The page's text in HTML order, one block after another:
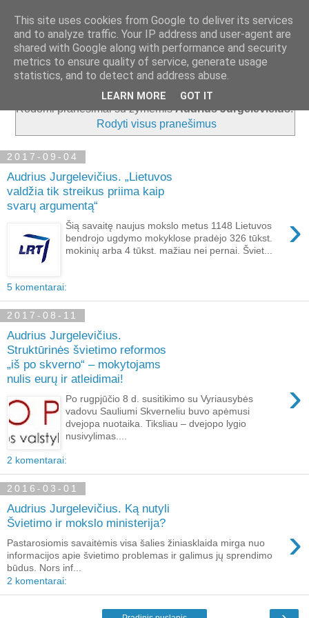
Rodomi pranešimai su žymėmisAudrius Jurgelevičius.
Rodyti visus pranešimus
2017-09-04
Audrius Jurgelevičius. „Lietuvos
valdžia tik streikus priima kaip
svarų argumentą“
›
Šią savaitę naujus mokslo metus 1148 Lietuvos
bendrojo ugdymo mokyklose pradėjo 326 tūkst.
mokinių arba 4 tūkst. mažiau nei pernai. Šviet...
5 komentarai:
2017-08-11
Audrius Jurgelevičius.
Struktūrinės švietimo reformos
„iš po skverno“ – mokytojams
nulis eurų ir atleidimai!
›
Po rugpjūčio 8 d. susitikimo su Vyriausybės
vadovu Sauliumi Skverneliu buvo apėmusi
dvejopa nuotaika. Tiksliau – dvejopo lygio
nusivylimas....
2 komentarai:
2016-03-01
Audrius Jurgelevičius. Ką nutyli
Švietimo ir mokslo ministerija?
›
Pastarosiomis savaitėmis visa šalies žiniasklaida mirga nuo
informacijos apie švietimo problemas ir galimus jų sprendimo
būdus. Nors inf...
2 komentarai:
This site uses cookies from Google to deliver its services
and to analyze traffic. Your IP address and user-agent are
shared with Google along with performance and security
metrics to ensure quality of service, generate usage
statistics, and to detect and address abuse.
LEARN MORE GOT IT